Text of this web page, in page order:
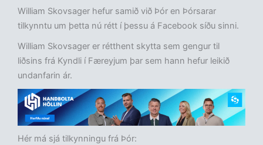
William Skovsager hefur samið við Þór en Þórsarar
tilkynntu um þetta nú rétt í þessu á Facebook síðu sinni.
William Skovsager er rétthent skytta sem gengur til
liðsins frá Kyndli í Færeyjum þar sem hann hefur leikið
undanfarin ár.
Hér má sjá tilkynningu frá Þór: